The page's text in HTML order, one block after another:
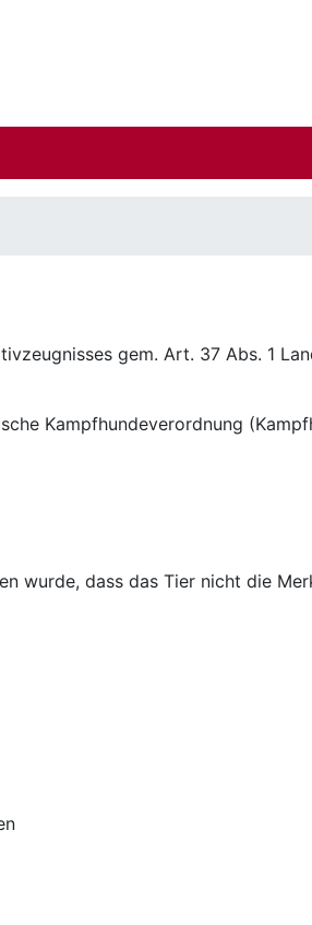
gem. Art. 37 Abs. 1
Kampfhundeverordnung
wurde, dass das Tier nicht die